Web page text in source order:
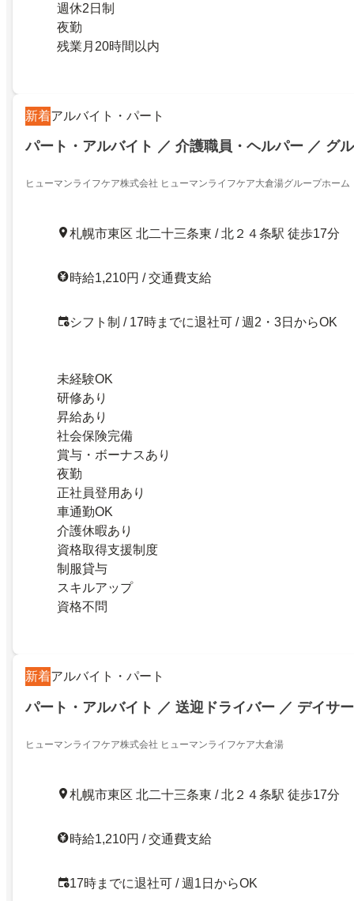
週休2日制
夜勤
残業月20時間以内
新着アルバイト・パート
パート・アルバイト ／ 介護職員・ヘルパー ／ グ
ヒューマンライフケア株式会社 ヒューマンライフケア大倉湯グループホーム
札幌市東区 北二十三条東 / 北２４条駅 徒歩17分
時給1,210円 / 交通費支給
シフト制 / 17時までに退社可 / 週2・3日からOK
未経験OK
研修あり
昇給あり
社会保険完備
賞与・ボーナスあり
夜勤
正社員登用あり
車通勤OK
介護休暇あり
資格取得支援制度
制服貸与
スキルアップ
資格不問
新着アルバイト・パート
パート・アルバイト ／ 送迎ドライバー ／ デイサ
ヒューマンライフケア株式会社 ヒューマンライフケア大倉湯
札幌市東区 北二十三条東 / 北２４条駅 徒歩17分
時給1,210円 / 交通費支給
17時までに退社可 / 週1日からOK